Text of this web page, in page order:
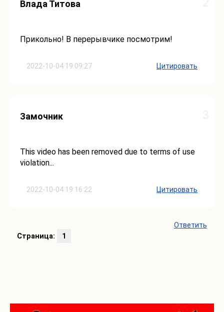
2022-10-04 19:09:27
Влада Титова
Прикольно! В перерывчике посмотрим!
Цитировать
2022-10-04 19:16:22
Замочник
This video has been removed due to terms of use
violation...
Цитировать
Ответить
Страница:
1